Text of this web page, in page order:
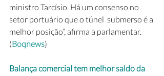
ministro Tarcísio. Há um consenso no
setor portuário que o túnel  submerso é a
melhor posição”, afirma a parlamentar.
(Boqnews)
Balança comercial tem melhor saldo da